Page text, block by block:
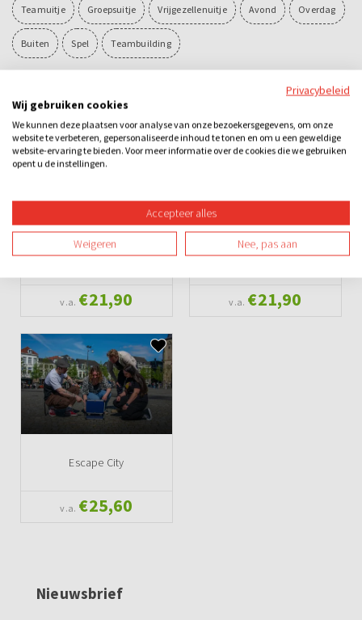
Teamuitje Groepsuitje Vrijgezellenuitje Avond Overdag
Buiten Spel Teambuilding
Ook leuk
Da Vinci Code
v.a. €21,90
Ganzenborden
v.a. €21,90
Escape City
v.a. €25,60
Nieuwsbrief
Privacybeleid
Wij gebruiken cookies
We kunnen deze plaatsen voor analyse van onze bezoekersgegevens, om onze
website te verbeteren, gepersonaliseerde inhoud te tonen en om u een geweldige
website-ervaring te bieden. Voor meer informatie over de cookies die we gebruiken
opent u de instellingen.
Accepteer alles
Weigeren Nee, pas aan